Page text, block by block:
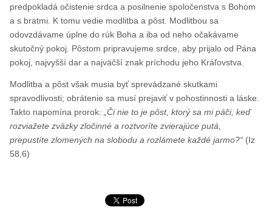
predpokladá očistenie srdca a posilnenie spoločenstva s Bohom
a s bratmi. K tomu vedie modlitba a pôst. Modlitbou sa
odovzdávame úplne do rúk Boha a iba od neho očakávame
skutočný pokoj. Pôstom pripravujeme srdce, aby prijalo od Pána
pokoj, najvyšší dar a najväčší znak príchodu jeho Kráľovstva.
Modlitba a pôst však musia byť sprevádzané skutkami
spravodlivosti; obrátenie sa musí prejaviť v pohostinnosti a láske.
Takto napomína prorok:„Či nie to je pôst, ktorý sa mi páči, keď
rozviažete zväzky zločinné a roztvoríte zvierajúce putá,
prepustíte zlomených na slobodu a rozlámete každé jarmo?“ (Iz
58,6)